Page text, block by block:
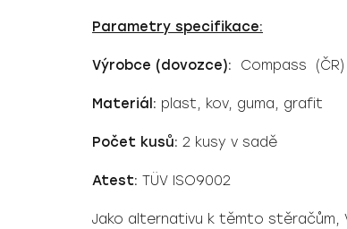
Parametry specifikace:
Výrobce (dovozce): Compass (ČR)
Materiál: plast, kov, guma, grafit
Počet kusů: 2 kusy v sadě
Atest: TÜV ISO9002
Jako alternativu k těmto stěračům,